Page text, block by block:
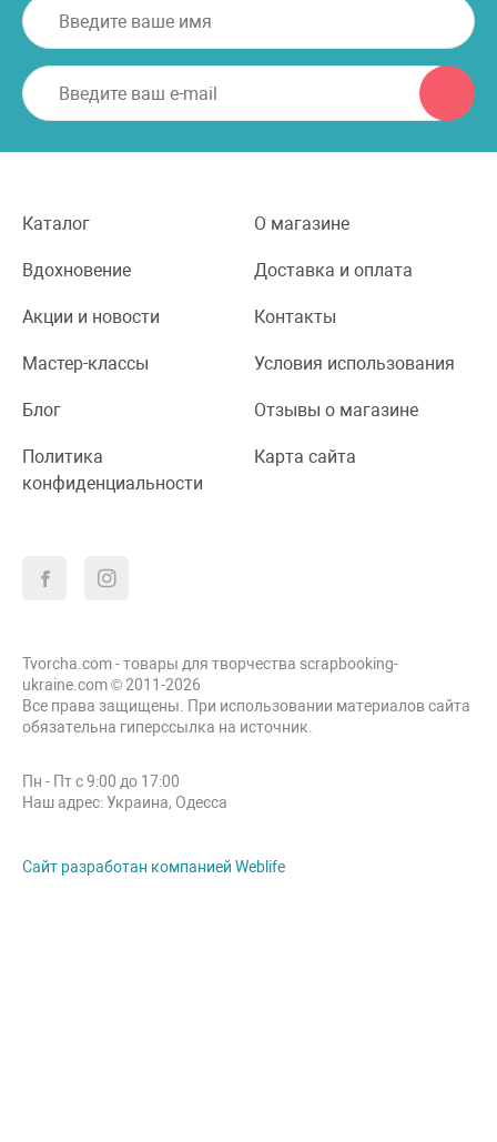
Каталог О магазине
Вдохновение Доставка и оплата
Акции и новости Контакты
Мастер-классы Условия использования
Блог Отзывы о магазине
Политика
конфиденциальности
Карта сайта
Tvorcha.com - товары для творчества scrapbooking-
ukraine.com © 2011-2026
Все права защищены. При использовании материалов сайта
обязательна гиперссылка на источник.
Пн - Пт с 9:00 до 17:00
Наш адрес: Украина, Одесса
Сайт разработан компанией Weblife